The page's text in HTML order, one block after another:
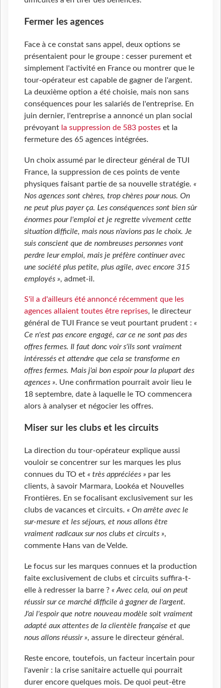
Fermer les agences
Face à ce constat sans appel, deux options se
présentaient pour le groupe : cesser purement et
simplement l'activité en France ou montrer que le
tour-opérateur est capable de gagner de l'argent.
La deuxième option a été choisie, mais non sans
conséquences pour les salariés de l'entreprise. En
juin dernier, l'entreprise a annoncé un plan social
prévoyant la suppression de 583 postes et la
fermeture des 65 agences intégrées.
Un choix assumé par le directeur général de TUI
France, la suppression de ces points de vente
physiques faisant partie de sa nouvelle stratégie. «
Nos agences sont chères, trop chères pour nous. On
ne peut plus payer ça. Les conséquences sont bien sûr
énormes pour l'emploi et je regrette vivement cette
situation difficile, mais nous n'avions pas le choix. Je
suis conscient que de nombreuses personnes vont
perdre leur emploi, mais je préfère continuer avec
une société plus petite, plus agile, avec encore 315
employés », admet-il.
S'il a d'ailleurs été annoncé récemment que les
agences allaient toutes être reprises, le directeur
général de TUI France se veut pourtant prudent : «
Ce n'est pas encore engagé, car ce ne sont pas des
offres fermes. Il faut donc voir s'ils sont vraiment
intéressés et attendre que cela se transforme en
offres fermes. Mais j'ai bon espoir pour la plupart des
agences ». Une confirmation pourrait avoir lieu le
18 septembre, date à laquelle le TO commencera
alors à analyser et négocier les offres.
Miser sur les clubs et les circuits
La direction du tour-opérateur explique aussi
vouloir se concentrer sur les marques les plus
connues du TO et « très appréciées » par les
clients, à savoir Marmara, Lookéa et Nouvelles
Frontières. En se focalisant exclusivement sur les
clubs de vacances et circuits. « On arrête avec le
sur-mesure et les séjours, et nous allons être
vraiment radicaux sur nos clubs et circuits »,
commente Hans van de Velde.
Le focus sur les marques connues et la production
faite exclusivement de clubs et circuits suffira-t-
elle à redresser la barre ? « Avec cela, oui on peut
réussir sur ce marché difficile à gagner de l'argent.
J'ai l'espoir que notre nouveau modèle soit vraiment
adapté aux attentes de la clientèle française et que
nous allons réussir », assure le directeur général.
Reste encore, toutefois, un facteur incertain pour
l'avenir : la crise sanitaire actuelle qui pourrait
durer encore quelques mois. De quoi peut-être